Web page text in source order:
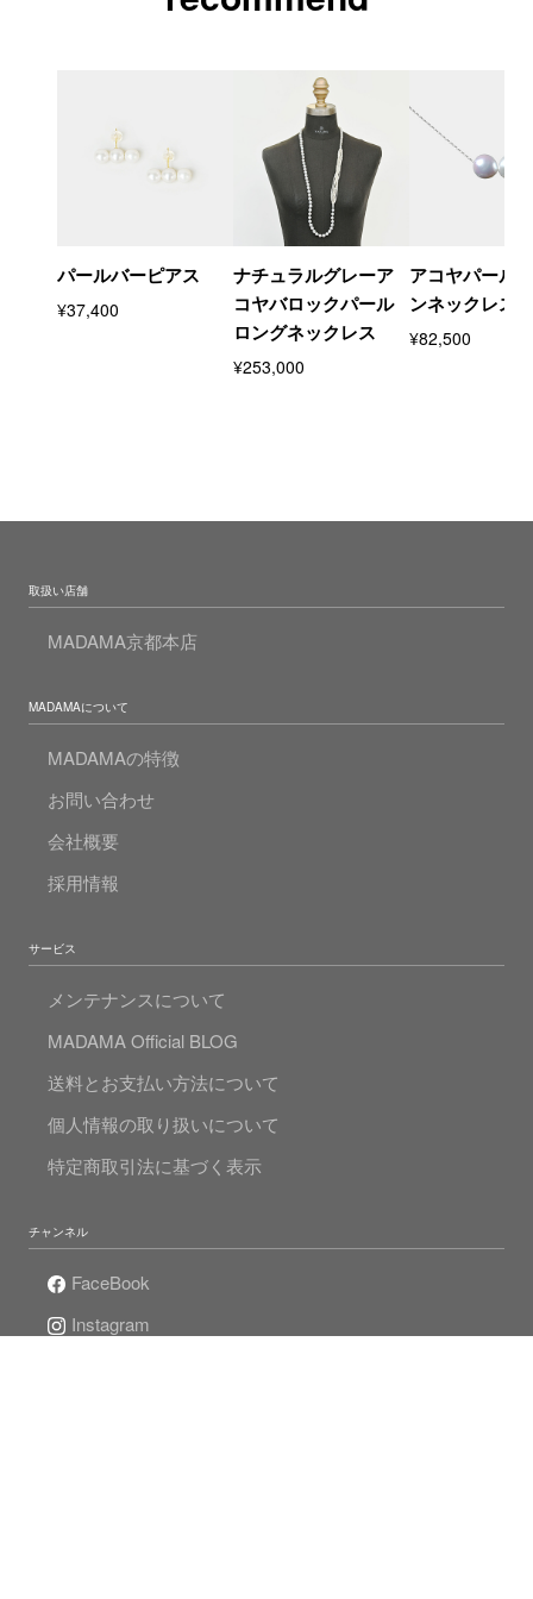
パールバーピアス
¥37,400
ナチュラルグレーア
コヤバロックパール
ロングネックレス
¥253,000
アコヤパール
ンネックレス
¥82,500
取扱い店舗
MADAMA京都本店
MADAMAについて
MADAMAの特徴
お問い合わせ
会社概要
採用情報
サービス
メンテナンスについて
MADAMA Official BLOG
送料とお支払い方法について
個人情報の取り扱いについて
特定商取引法に基づく表示
チャンネル
FaceBook
Instagram